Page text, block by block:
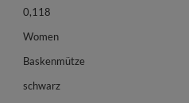
0,118
Women
Baskenmütze
schwarz